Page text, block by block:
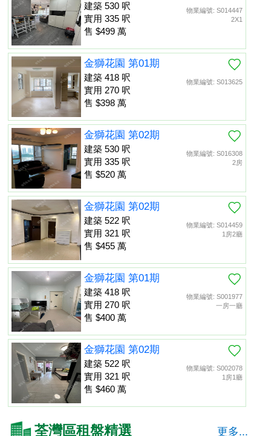
物業編號: S014447
2X1
建築 530 呎
實用 335 呎
售 $499 萬
物業編號: S013625
金獅花園 第01期
建築 418 呎
實用 270 呎
售 $398 萬
物業編號: S016308
2房
金獅花園 第02期
建築 530 呎
實用 335 呎
售 $520 萬
物業編號: S014459
1房2廳
金獅花園 第02期
建築 522 呎
實用 321 呎
售 $455 萬
物業編號: S001977
一房一廳
金獅花園 第01期
建築 418 呎
實用 270 呎
售 $400 萬
物業編號: S002078
1房1廳
金獅花園 第02期
建築 522 呎
實用 321 呎
售 $460 萬
荃灣區租盤精選 更多...